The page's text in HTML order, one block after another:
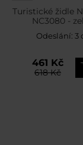
Turistické židle
NC3080 -
Odeslání: 3
461 Kč
618 Kč